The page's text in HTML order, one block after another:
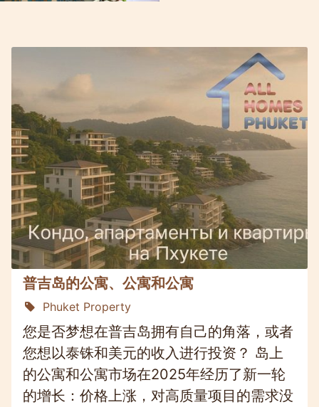
普吉岛的公寓、公寓和公寓
Phuket Property
您是否梦想在普吉岛拥有自己的角落，或者
您想以泰铢和美元的收入进行投资？ 岛上
的公寓和公寓市场在2025年经历了新一轮
的增长：价格上涨，对高质量项目的需求没